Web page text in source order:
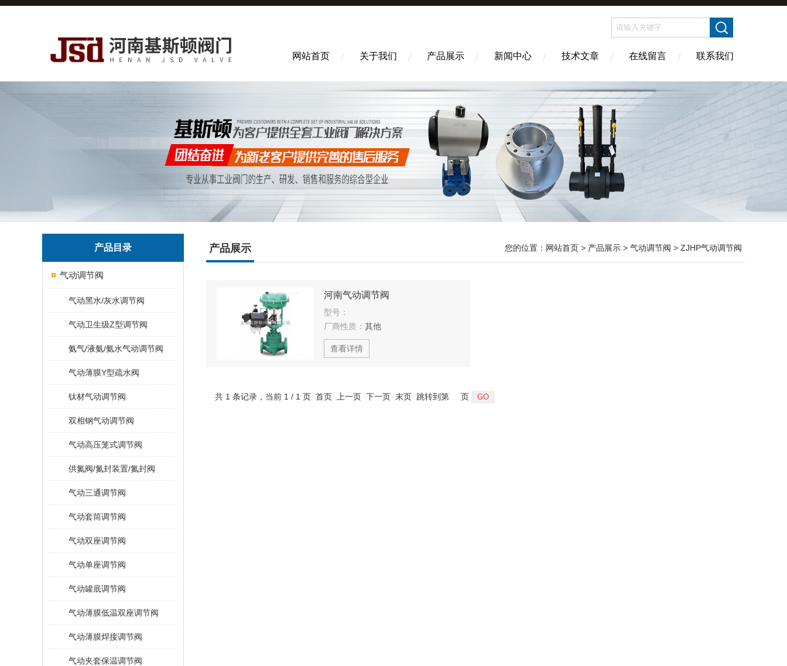
网站首页 关于我们 产品展示 新闻中心 技术文章 在线留言 联系我们
产品目录
气动调节阀
气动黑水/灰水调节阀
气动卫生级Z型调节阀
氨气/液氨/氨水气动调节阀
气动薄膜Y型疏水阀
钛材气动调节阀
双相钢气动调节阀
气动高压笼式调节阀
供氮阀/氮封装置/氮封阀
气动三通调节阀
气动套筒调节阀
气动双座调节阀
气动单座调节阀
气动罐底调节阀
气动薄膜低温双座调节阀
气动薄膜焊接调节阀
气动夹套保温调节阀
产品展示 您的位置： 网站首页 > 产品展示 > 气动调节阀 > ZJHP气动调节阀
河南气动调节阀
型号：
厂商性质： 其他
查看详情
共 1 条记录，当前 1 / 1 页 首页 上一页 下一页 末页 跳转到第 页